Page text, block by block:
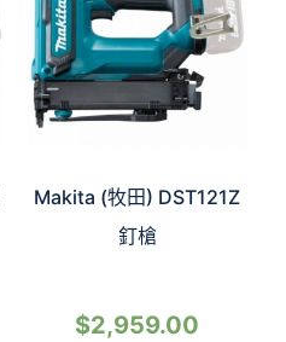
Makita (牧田) DST121Z
釘槍
$2,959.00